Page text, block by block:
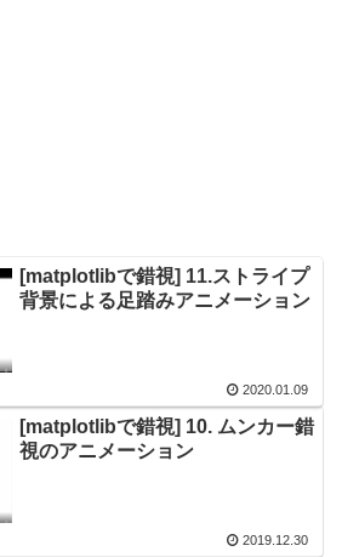
[matplotlibで錯視] 11.ストライプ
背景による足踏みアニメーション
2020.01.09
[matplotlibで錯視] 10. ムンカー錯
視のアニメーション
2019.12.30